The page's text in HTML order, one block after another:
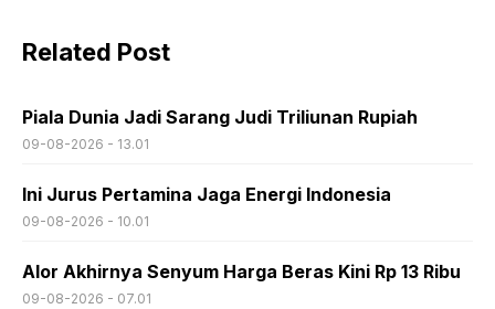
Related Post
Piala Dunia Jadi Sarang Judi Triliunan Rupiah
09-08-2026 - 13.01
Ini Jurus Pertamina Jaga Energi Indonesia
09-08-2026 - 10.01
Alor Akhirnya Senyum Harga Beras Kini Rp 13 Ribu
09-08-2026 - 07.01